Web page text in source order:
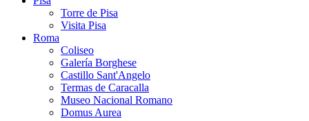
Torre de Pisa
Visita Pisa
Roma
Coliseo
Galería Borghese
Castillo Sant'Angelo
Termas de Caracalla
Museo Nacional Romano
Domus Aurea